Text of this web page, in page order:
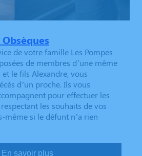
de votre famille Les Pompes
de membres d’une même
le fils Alexandre, vous
d’un proche. Ils vous
pour effectuer les
les souhaits de vos
même si le défunt n’a rien
En savoir plus